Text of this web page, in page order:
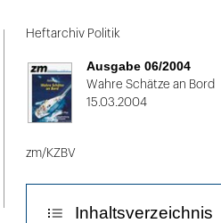
Heftarchiv Politik
Ausgabe 06/2004
Wahre Schätze an Bord
15.03.2004
zm/KZBV
Inhaltsverzeichnis